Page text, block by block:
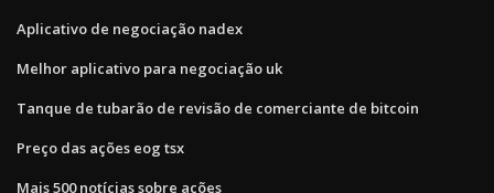
Aplicativo de negociação nadex
Melhor aplicativo para negociação uk
Tanque de tubarão de revisão de comerciante de bitcoin
Preço das ações eog tsx
Mais 500 notícias sobre ações